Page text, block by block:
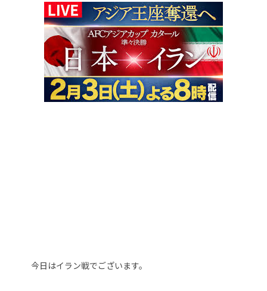
今日はイラン戦でございます。